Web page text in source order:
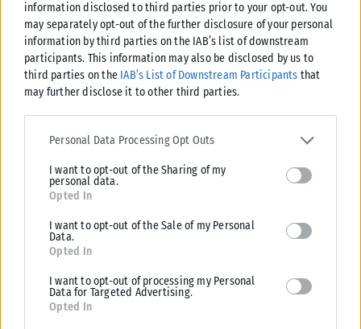
information disclosed to third parties prior to your opt-out. You
may separately opt-out of the further disclosure of your personal
information by third parties on the IAB’s list of downstream
participants. This information may also be disclosed by us to
third parties on the IAB’s List of Downstream Participants that
may further disclose it to other third parties.
Please note that this website/app uses one or more Google
services and may gather and store information including but not
deny consent to Google and its third-party tags to use your data
for below specified purposes in below Google consent section.
Personal Data Processing Opt Outs
I want to opt-out of the Sharing of my
personal data.
Opted In
I want to opt-out of the Sale of my Personal
Data.
Opted In
I want to opt-out of processing my Personal
Data for Targeted Advertising.
Opted In
Επιδραστικός και ηγέτης σε όλα του. Αποτελεί ξεχωριστό
κομμάτι της ιστορίας του ΠΑΟΚ.
16. Πέδρο Ενρίκε (2016-2020)
Καραμπάχ και Αστάνα. Με τον ΠΑΟΚ έπαιξε συνολικά στις δύο
θητείες του σε 35 παιχνίδια και σκόραρε 9 γκολ.
‘Έπαιξε 2,5 σεζόν. Αποτέλεσε βασικό μέλος της ομάδας που
έφτασε στην κατάκτηση του πρωταθλήματος. Πρόσφερε και
με το παραπάνω, όντας από τις βασικές επιλογές του
Λουτσέσκου. 92 ματς και 8 γκολ ο συνολικός απολογισμός